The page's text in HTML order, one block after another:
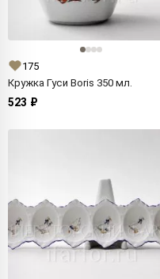
175
Кружка Гуси Boris 350 мл.
523 ₽